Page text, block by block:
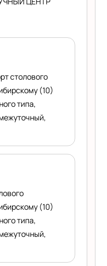
столового
(10)
типа,
(10)
типа,